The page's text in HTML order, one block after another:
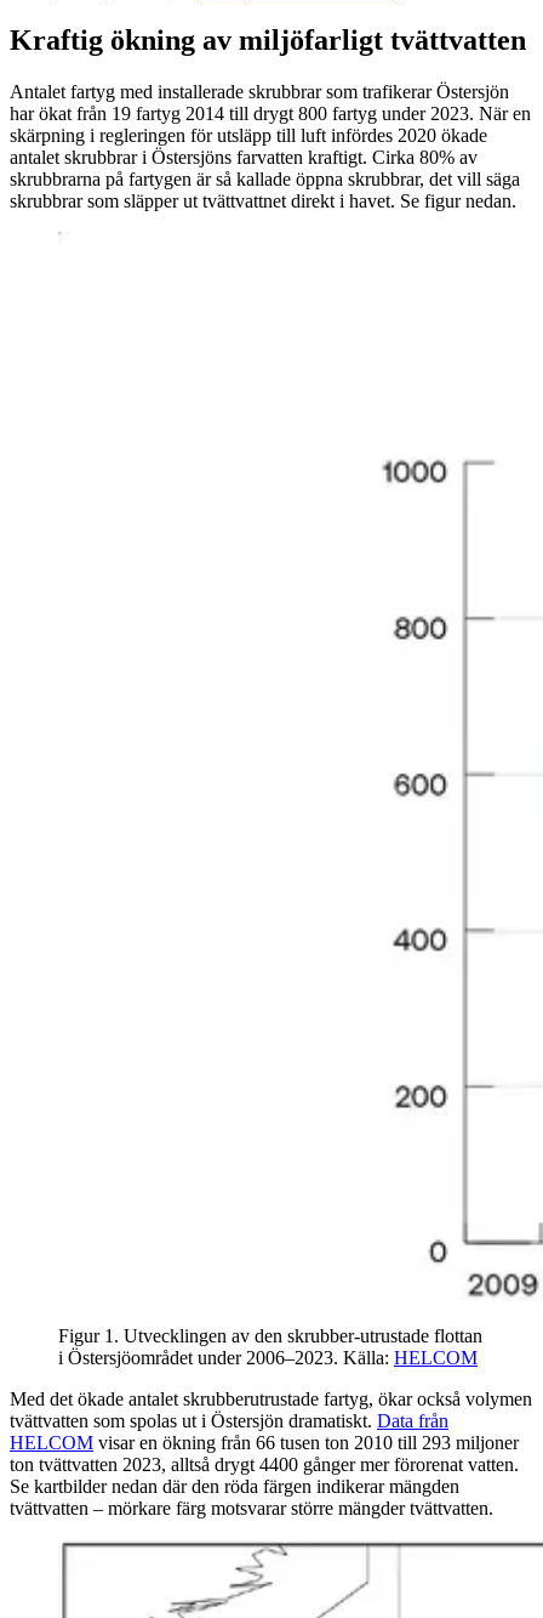
Kraftig ökning av miljöfarligt tvättvatten
Antalet fartyg med installerade skrubbrar som trafikerar Östersjön
har ökat från 19 fartyg 2014 till drygt 800 fartyg under 2023. När en
skärpning i regleringen för utsläpp till luft infördes 2020 ökade
antalet skrubbrar i Östersjöns farvatten kraftigt. Cirka 80% av
skrubbrarna på fartygen är så kallade öppna skrubbrar, det vill säga
skrubbrar som släpper ut tvättvattnet direkt i havet. Se figur nedan.
Figur 1. Utvecklingen av den skrubber-utrustade flottan
i Östersjöområdet under 2006–2023. Källa: HELCOM
Med det ökade antalet skrubberutrustade fartyg, ökar också volymen
tvättvatten som spolas ut i Östersjön dramatiskt. Data från
HELCOM visar en ökning från 66 tusen ton 2010 till 293 miljoner
ton tvättvatten 2023, alltså drygt 4400 gånger mer förorenat vatten.
Se kartbilder nedan där den röda färgen indikerar mängden
tvättvatten – mörkare färg motsvarar större mängder tvättvatten.